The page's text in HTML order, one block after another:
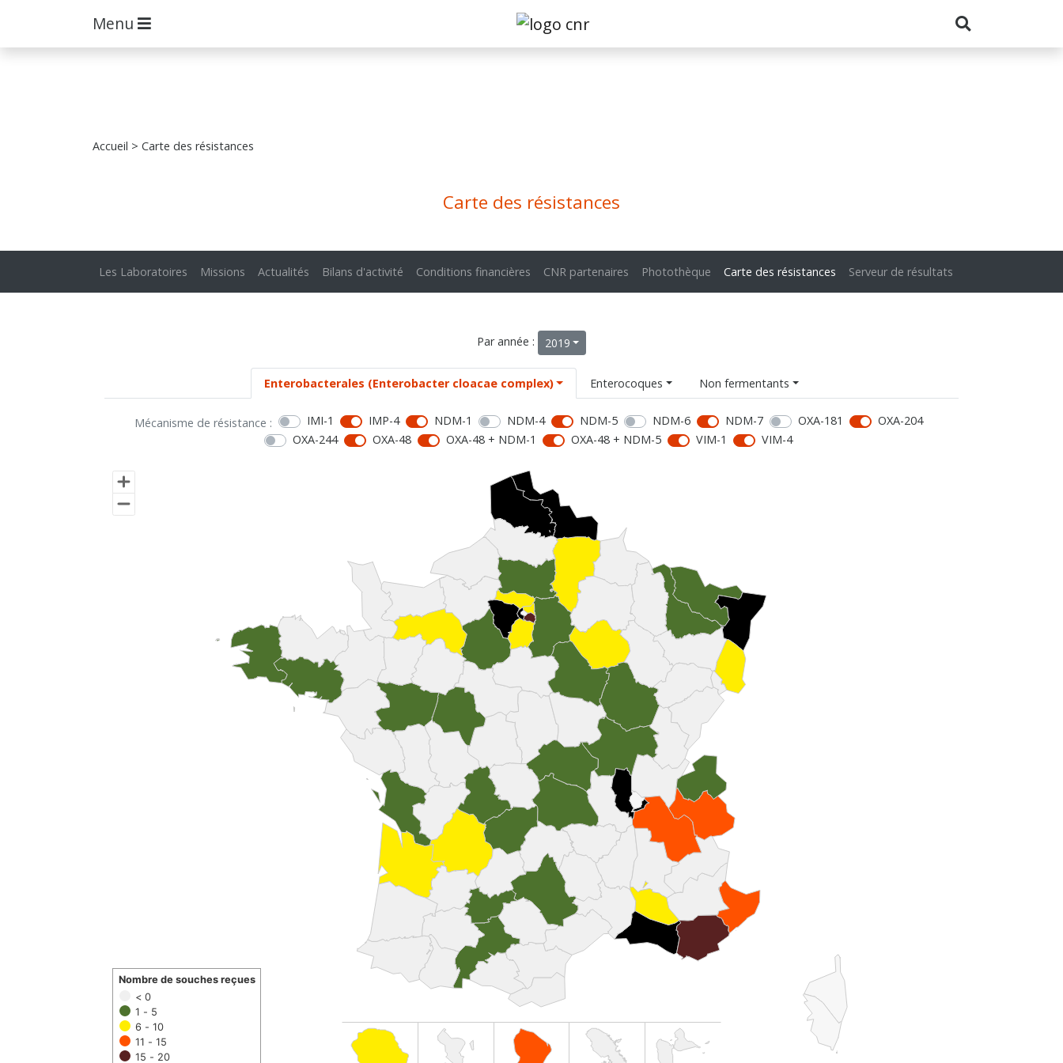
Menu
Accueil > Carte des résistances
Carte des résistances
Les Laboratoires Missions Actualités Bilans d'activité Conditions financières CNR partenaires Photothèque Carte des résistances Serveur de résultats
Par année : 2019
Enterobacterales (Enterobacter cloacae complex) Enterocoques Non fermentants
Mécanisme de résistance : IMI-1 IMP-4 NDM-1 NDM-4 NDM-5 NDM-6 NDM-7 OXA-181
OXA-204
OXA-244
OXA-48 OXA-48 + NDM-1 OXA-48 + NDM-5 VIM-1 VIM-4
< 0
1 - 5
6 - 10
11 - 15
15 - 20
Nombre de souches reçues